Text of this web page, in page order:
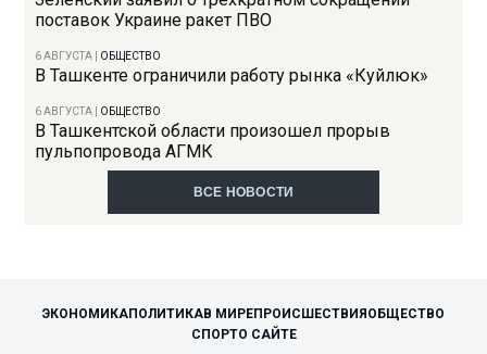
поставок Украине ракет ПВО
6 АВГУСТА ОБЩЕСТВО
В Ташкенте ограничили работу рынка «Куйлюк»
6 АВГУСТА ОБЩЕСТВО
В Ташкентской области произошел прорыв
пульпопровода АГМК
ВСЕ НОВОСТИ
ЭКОНОМИКАПОЛИТИКАВ МИРЕПРОИСШЕСТВИЯ ОБЩЕСТВО
СПОРТО САЙТЕ